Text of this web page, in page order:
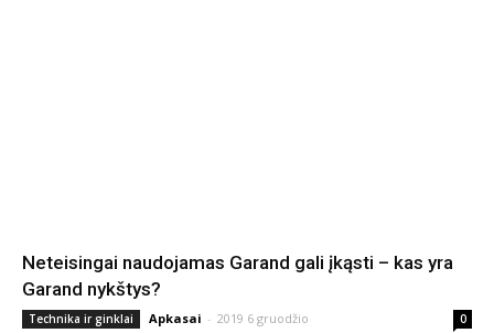
Neteisingai naudojamas Garand gali įkąsti – kas yra
Garand nykštys?
Technika ir ginklai Apkasai - 2019 6 gruodžio 0